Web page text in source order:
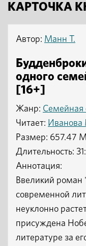
КАРТОЧКА
Автор: Манн Т.
одного
[16+]
Жанр: Семейная
Читает: Иванова
Размер: 657.47
Длительность:
Аннотация:
Ввеликий роман
современной
неуклонно
присуждена
литературе за